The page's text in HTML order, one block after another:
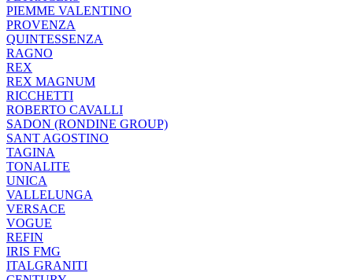
PIEMME VALENTINO
PROVENZA
QUINTESSENZA
RAGNO
REX
REX MAGNUM
RICCHETTI
ROBERTO CAVALLI
SADON (RONDINE GROUP)
SANT AGOSTINO
TAGINA
TONALITE
UNICA
VALLELUNGA
VERSACE
VOGUE
REFIN
IRIS FMG
ITALGRANITI